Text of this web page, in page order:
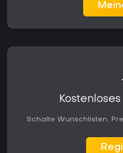
Schalte Wunschlisten,